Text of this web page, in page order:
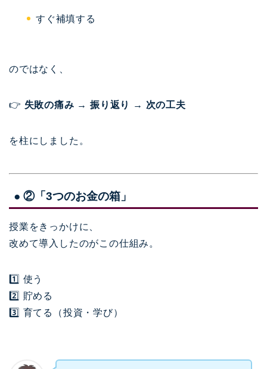
すぐ補填する
のではなく、
👉 失敗の痛み → 振り返り → 次の工夫
を柱にしました。
● ②「3つのお金の箱」
授業をきっかけに、
改めて導入したのがこの仕組み。
1️⃣ 使う
2️⃣ 貯める
3️⃣ 育てる（投資・学び）